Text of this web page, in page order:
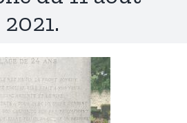
2021.